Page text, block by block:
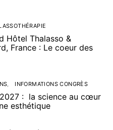
Hôtel Thalasso &
France : Le coeur des
INFORMATIONS CONGRÈS
: la science au cœur
esthétique